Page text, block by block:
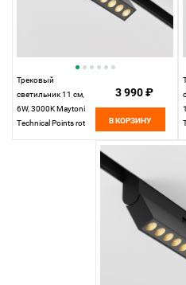
Трековый
светильник 11 см,
6W, 3000K Maytoni
Technical Points rot
3 990 ₽
В КОРЗИНУ